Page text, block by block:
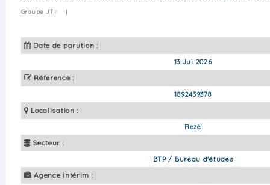
Groupe JTI |
Date de parution :
13 Jui 2026
Référence :
1892439378
Localisation :
Rezé
Secteur :
BTP / Bureau d'études
Agence intérim :